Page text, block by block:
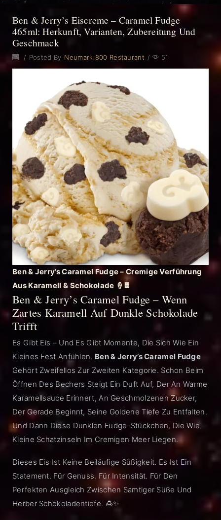
Ben & Jerry’s Eiscreme – Caramel Fudge
465ml: Herkunft, Varianten, Zubereitung Und
Geschmack
/ Posted By Neumark 800 Restaurant / 51
Ben & Jerry’s Caramel Fudge – Cremige Verführung
Aus Karamell & Schokolade 🍦🍫
Ben & Jerry’s Caramel Fudge – Wenn
Zartes Karamell Auf Dunkle Schokolade
Trifft
Es Gibt Eis – Und Es Gibt Momente, Die Sich Wie Ein
Kleines Fest Anfühlen. Ben & Jerry’s Caramel Fudge
Gehört Zweifellos Zur Zweiten Kategorie. Schon Beim
Öffnen Des Bechers Steigt Ein Duft Auf, Der An Warme
Karamellsauce Erinnert, An Geschmolzenen Zucker,
Der Gerade Beginnt, Seine Goldene Tiefe Zu Entfalten.
Und Dann Diese Dunklen Fudge-Stückchen, Die Wie
Kleine Schatzinseln Im Cremigen Meer Liegen.
Dieses Eis Ist Keine Beiläufige Süßigkeit. Es Ist Ein
Statement. Für Genuss. Für Intensität. Für Den
Perfekten Ausgleich Zwischen Samtiger Süße Und
Herber Schokoladentiefe. 🍮✨